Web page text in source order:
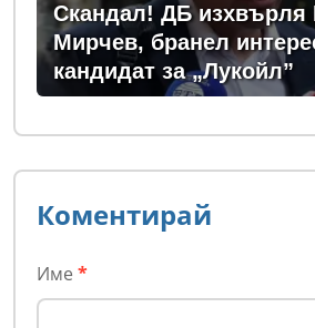
Скандал! ДБ изхвърля
Мирчев, бранел
кандидат за „Лукойл”
Коментирай
Име *